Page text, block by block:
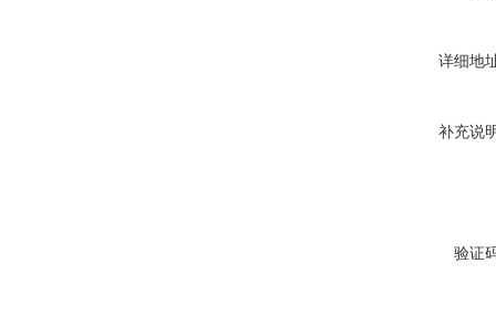
详细地
补充说
验证